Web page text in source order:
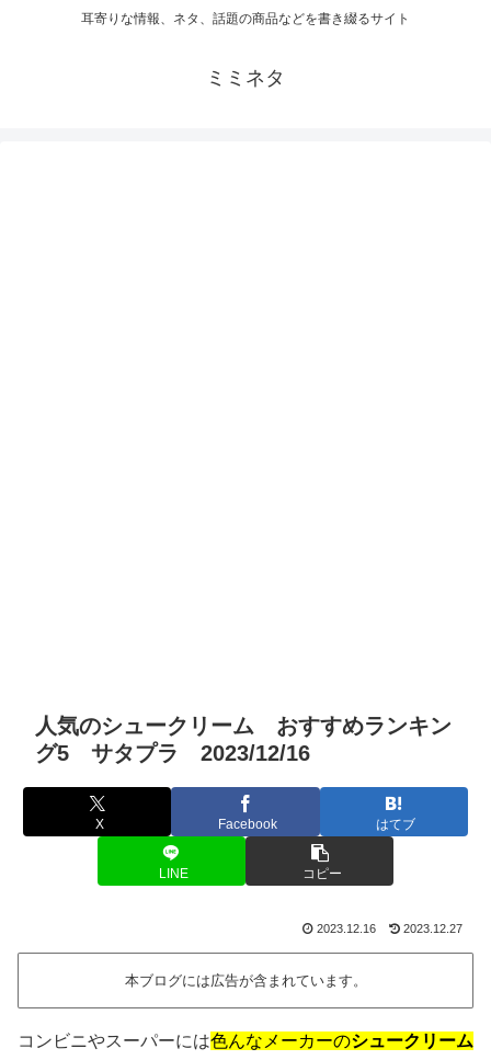
耳寄りな情報、ネタ、話題の商品などを書き綴るサイト
ミミネタ
人気のシュークリーム おすすめランキン
グ5 サタプラ 2023/12/16
X Facebook はてブ
LINE コピー
2023.12.16 2023.12.27
本ブログには広告が含まれています。
コンビニやスーパーには色んなメーカーのシュークリーム